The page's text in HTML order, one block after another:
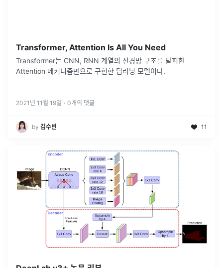
Transformer, Attention Is All You Need
Transformer는 CNN, RNN 계열의 신경망 구조를 탈피한
Attention 메커니즘만으로 구현한 딥러닝 모델이다.
2021년 11월 19일 · 0개의 댓글
by 김수빈 11